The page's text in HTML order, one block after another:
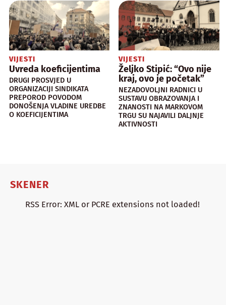
VIJESTI
Uvreda koeficijentima
DRUGI PROSVJED U
ORGANIZACIJI SINDIKATA
PREPOROD POVODOM
DONOŠENJA VLADINE UREDBE
O KOEFICIJENTIMA
VIJESTI
Željko Stipić: “Ovo nije
kraj, ovo je početak”
NEZADOVOLJNI RADNICI U
SUSTAVU OBRAZOVANJA I
ZNANOSTI NA MARKOVOM
TRGU SU NAJAVILI DALJNJE
AKTIVNOSTI
SKENER
RSS Error: XML or PCRE extensions not loaded!